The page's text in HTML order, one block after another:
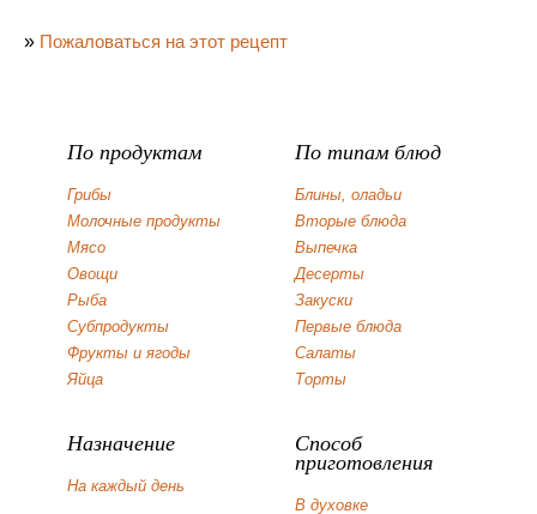
» Пожаловаться на этот рецепт
По продуктам
Грибы
Молочные продукты
Мясо
Овощи
Рыба
Субпродукты
Фрукты и ягоды
Яйца
По типам блюд
Блины, оладьи
Вторые блюда
Выпечка
Десерты
Закуски
Первые блюда
Салаты
Торты
Назначение
На каждый день
Способ
приготовления
В духовке